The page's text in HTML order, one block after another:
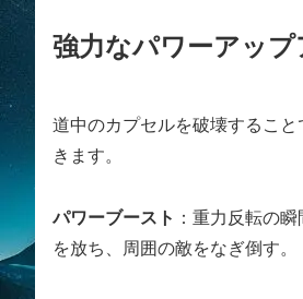
強力なパワーアップ
道中のカプセルを破壊するこ
きます。
パワーブースト ：重力反転の
を放ち、周囲の敵をなぎ倒す。